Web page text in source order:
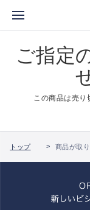
ご指定
この商品は売り
トップ 商品が取